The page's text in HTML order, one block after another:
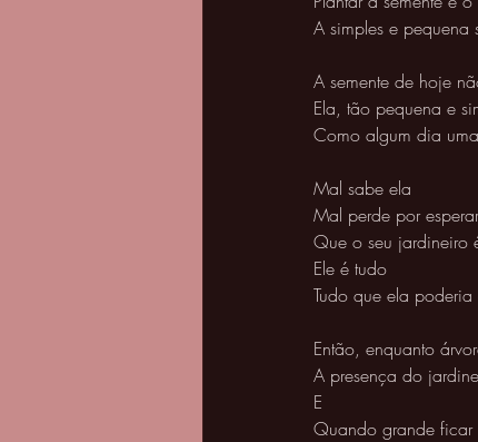
A simples e pequena
A semente de hoje
Ela, tão pequena e
Como algum dia
Mal sabe ela
Mal perde por
Que o seu jardineiro
Ele é tudo
Tudo que ela poderia
Então, enquanto
A presença do
E
Quando grande ficar